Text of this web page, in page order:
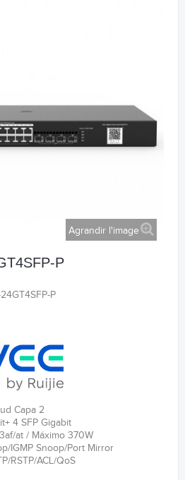
Agrandir l'image
P
P
Capa 2
4 SFP Gigabit
at / Máximo 370W
IGMP Snoop/Port Mirror
RSTP/ACL/QoS